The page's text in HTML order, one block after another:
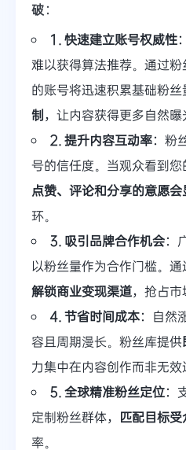
破：
1. 快速建立账号权威性
难以获得算法推荐。通过
的账号将迅速积累基础粉丝
制，让内容获得更多自然曝
2. 提升内容互动率：粉
号的信任度。当观众看到您
点赞、评论和分享的意愿
环。
3. 吸引品牌合作机会：
以粉丝量作为合作门槛。通
解锁商业变现渠道，抢占市
4. 节省时间成本：自然
容且周期漫长。粉丝库提供
力集中在内容创作而非无效
5. 全球精准粉丝定位：
定制粉丝群体， 匹配目标受
率。